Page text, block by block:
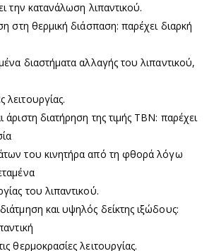
την κατανάλωση λιπαντικού.
στη θερμική διάσπαση: παρέχει διαρκή
διαστήματα αλλαγής του λιπαντικού,
άριστη διατήρηση της τιμής TBN: παρέχει
του κινητήρα από τη φθορά λόγω
του λιπαντικού.
και υψηλός δείκτης ιξώδους:
θερμοκρασίες λειτουργίας.